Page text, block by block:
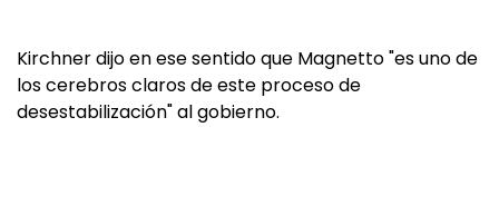
Kirchner dijo en ese sentido que Magnetto "es uno de
los cerebros claros de este proceso de
desestabilización" al gobierno.